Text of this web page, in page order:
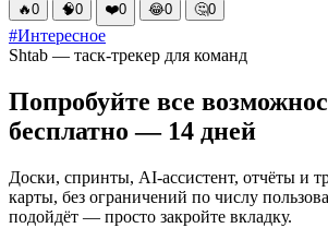
🔥0 🧠0 ❤️0 😂0 🤔0
#Интересное
Shtab — таск-трекер для команд
Попробуйте все
бесплатно — 14 дней
Доски, спринты, AI-ассистент, отчёты и
карты, без ограничений по числу
подойдёт — просто закройте вкладку.